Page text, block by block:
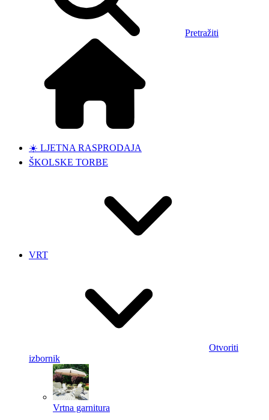
Pretražiti
☀️ LJETNA RASPRODAJA
ŠKOLSKE TORBE
VRT
Otvoriti
izbornik
Vrtna garnitura